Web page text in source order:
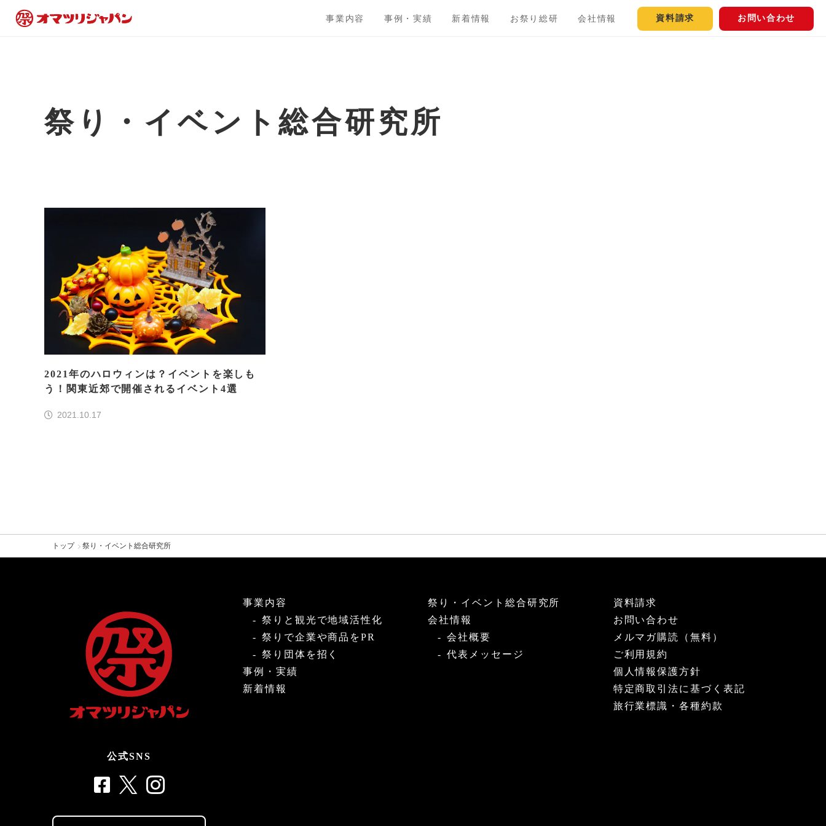
事業内容 事例・実績 新着情報 お祭り総研 会社情報 資料請求 お問い合わせ
祭り・イベント総合研究所
2021年のハロウィンは？イベントを楽しも
う！関東近郊で開催されるイベント4選
2021.10.17
トップ 祭り・イベント総合研究所
公式SNS
事業内容
祭りと観光で地域活性化
祭りで企業や商品をPR
祭り団体を招く
事例・実績
新着情報
祭り・イベント総合研究所
会社情報
会社概要
代表メッセージ
資料請求
お問い合わせ
メルマガ購読（無料）
ご利用規約
個人情報保護方針
特定商取引法に基づく表記
旅行業標識・各種約款